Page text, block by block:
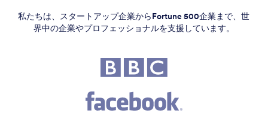
私たちは、スタートアップ企業からFortune 500企業まで、世
界中の企業やプロフェッショナルを支援しています。